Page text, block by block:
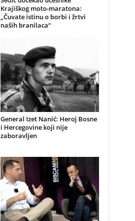
Krajiškog moto-maratona:
„Čuvate istinu o borbi i žrtvi
naših branilaca“
General Izet Nanić: Heroj Bosne
i Hercegovine koji nije
zaboravljen